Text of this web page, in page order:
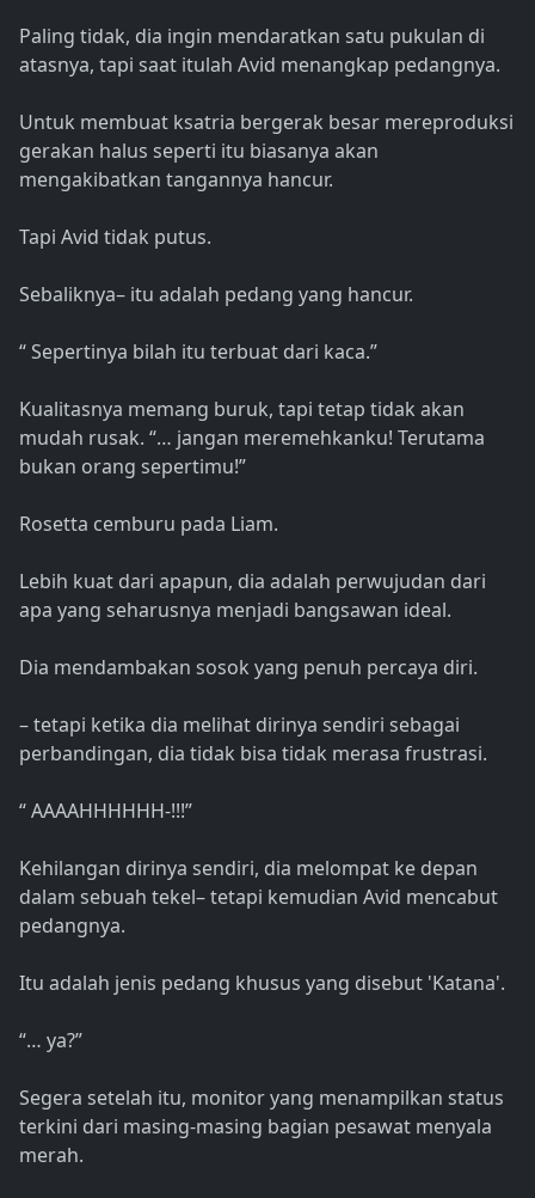
Paling tidak, dia ingin mendaratkan satu pukulan di
atasnya, tapi saat itulah Avid menangkap pedangnya.
Untuk membuat ksatria bergerak besar mereproduksi
gerakan halus seperti itu biasanya akan
mengakibatkan tangannya hancur.
Tapi Avid tidak putus.
Sebaliknya– itu adalah pedang yang hancur.
“ Sepertinya bilah itu terbuat dari kaca.”
Kualitasnya memang buruk, tapi tetap tidak akan
mudah rusak. “… jangan meremehkanku! Terutama
bukan orang sepertimu!”
Rosetta cemburu pada Liam.
Lebih kuat dari apapun, dia adalah perwujudan dari
apa yang seharusnya menjadi bangsawan ideal.
Dia mendambakan sosok yang penuh percaya diri.
– tetapi ketika dia melihat dirinya sendiri sebagai
perbandingan, dia tidak bisa tidak merasa frustrasi.
“ AAAAHHHHHH-!!!”
Kehilangan dirinya sendiri, dia melompat ke depan
dalam sebuah tekel– tetapi kemudian Avid mencabut
pedangnya.
Itu adalah jenis pedang khusus yang disebut 'Katana'.
“… ya?”
Segera setelah itu, monitor yang menampilkan status
terkini dari masing-masing bagian pesawat menyala
merah.